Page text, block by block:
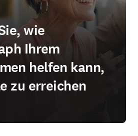
wie
Ihrem
helfen kann,
zu erreichen